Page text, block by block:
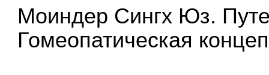
Моиндер Сингх Юз.
Гомеопатическая